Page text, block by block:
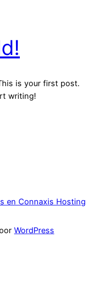
is your first post.
writing!
en Connaxis Hosting
WordPress